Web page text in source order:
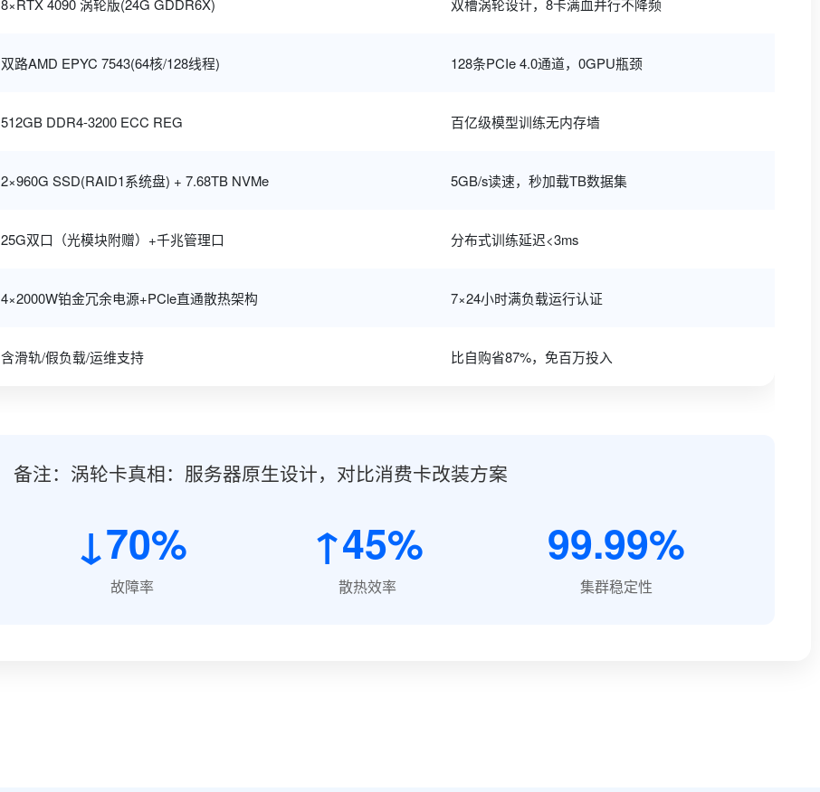
8×RTX 4090 涡轮版(24G GDDR6X) 双槽涡轮设计，8卡满血并行不降频
双路AMD EPYC 7543(64核/128线程) 128条PCIe 4.0通道，0GPU瓶颈
512GB DDR4-3200 ECC REG 百亿级模型训练无内存墙
2×960G SSD(RAID1系统盘) + 7.68TB NVMe 5GB/s读速，秒加载TB数据集
25G双口（光模块附赠）+千兆管理口 分布式训练延迟<3ms
4×2000W铂金冗余电源+PCle直通散热架构 7×24小时满负载运行认证
含滑轨/假负载/运维支持 比自购省87%，免百万投入
备注：涡轮卡真相：服务器原生设计，对比消费卡改装方案
↓70%
故障率
↑45%
散热效率
99.99%
集群稳定性